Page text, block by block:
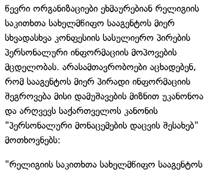
წევრი ორგანიზაციები ეხმაურებიან რელიგიის
საკითხთა სახელმწიფო სააგენტოს მიერ
სხვადასხვა კონფესიის სასულიერო პირების
პერსონალური ინფორმაციის მოპოვების
მცდელობას. არასამთავრობოები აცხადებენ,
რომ სააგენტოს მიერ პირადი ინფორმაციის
შეგროვება მისი დამუშავების მიზნით უკანონოა
და არღვევს საქართველოს კანონის
"პერსონალური მონაცემების დაცვის შესახებ"
მოთხოვნებს:
"რელიგიის საკითხთა სახელმწიფო სააგენტოს